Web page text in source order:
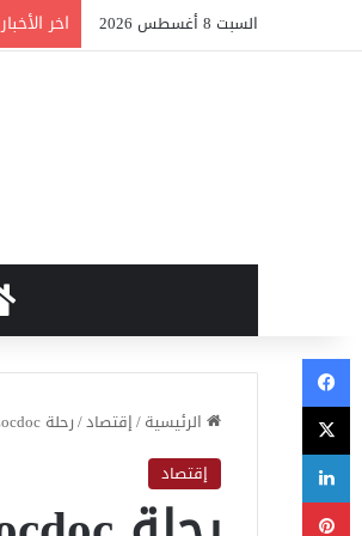
السبت 8 أغسطس 2026 اخر الأخبار
الرئيسية/إقتصاد/رحلة Zocdoc: فكرة صغيرة تتحول إلى ثورة رقمية في الصحة
إقتصاد